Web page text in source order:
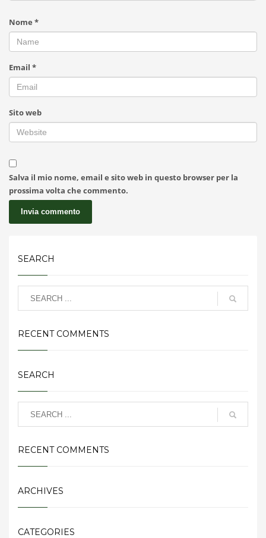
Nome *
Email *
Sito web
Salva il mio nome, email e sito web in questo browser per la
prossima volta che commento.
SEARCH
RECENT COMMENTS
SEARCH
RECENT COMMENTS
ARCHIVES
CATEGORIES